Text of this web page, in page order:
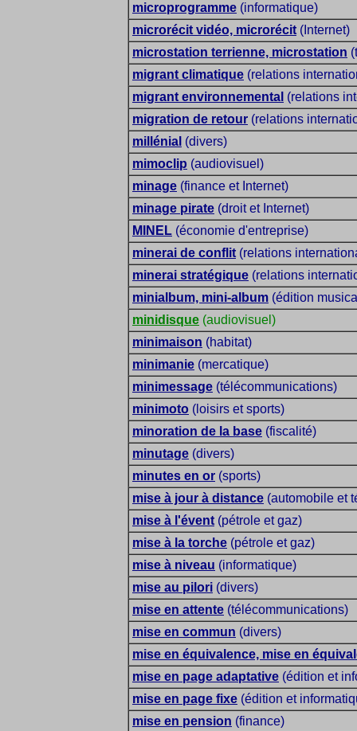
microprogramme (informatique)
microrécit vidéo, microrécit (Internet)
microstation terrienne, microstation
migrant climatique (relations
migrant environnemental (relations
migration de retour (relations
millénial (divers)
mimoclip (audiovisuel)
minage (finance et Internet)
minage pirate (droit et Internet)
MINEL (économie d'entreprise)
minerai de conflit (relations
minerai stratégique (relations
minialbum, mini-album (édition
minidisque (audiovisuel)
minimaison (habitat)
minimanie (mercatique)
minimessage (télécommunications)
minimoto (loisirs et sports)
minoration de la base (fiscalité)
minutage (divers)
minutes en or (sports)
mise à jour à distance (automobile et
mise à l'évent (pétrole et gaz)
mise à la torche (pétrole et gaz)
mise à niveau (informatique)
mise au pilori (divers)
mise en attente (télécommunications)
mise en commun (divers)
mise en équivalence, mise en
mise en page adaptative (édition et
mise en page fixe (édition et
mise en pension (finance)